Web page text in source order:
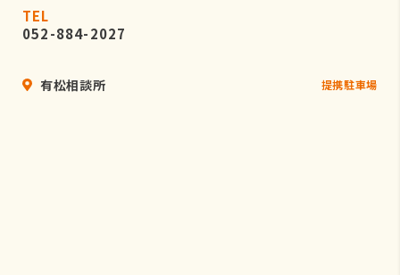
TEL
052-884-2027
有松相談所 提携駐車場